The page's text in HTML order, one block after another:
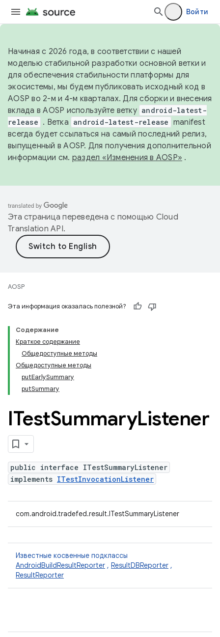
Войти
Начиная с 2026 года, в соответствии с нашей
моделью стабильной разработки основной ветки и
для обеспечения стабильности платформы для
экосистемы, мы будем публиковать исходный код в
AOSP во 2-м и 4-м кварталах. Для сборки и внесения
вклада в AOSP используйте ветку android-latest-
release . Ветка android-latest-release manifest
всегда будет ссылаться на самый последний релиз,
выпущенный в AOSP. Для получения дополнительной
информации см. раздел «Изменения в AOSP» .
Эта страница переведена с помощью Cloud
Translation API.
AOSP
Эта информация оказалась полезной?
Содержание
Краткое содержание
Общедоступные методы
Общедоступные методы
putEarlySummary
putSummary
ITestSummaryListener
public interface ITestSummaryListener
implements ITestInvocationListener
com.android.tradefed.result.ITestSummaryListener
Известные косвенные подклассы
AndroidBuildResultReporter , ResultDBReporter ,
ResultReporter